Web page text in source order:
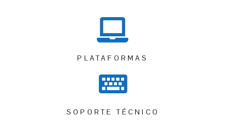
PLATAFORMAS
SOPORTE TÉCNICO